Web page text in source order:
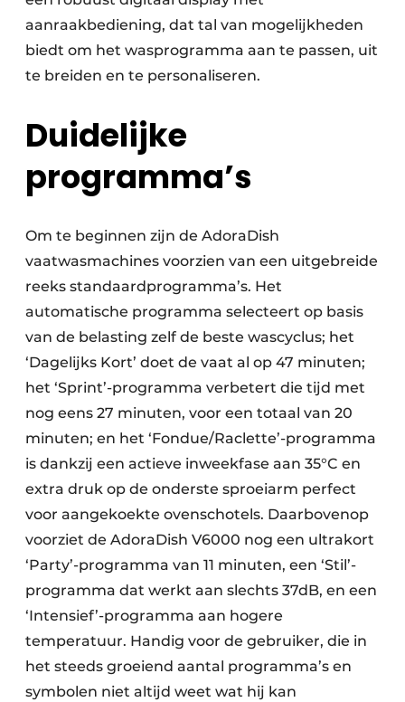
aanraakbediening, dat tal van mogelijkheden
biedt om het wasprogramma aan te passen, uit
te breiden en te personaliseren.
Duidelijke
programma’s
Om te beginnen zijn de AdoraDish
vaatwasmachines voorzien van een uitgebreide
reeks standaardprogramma’s. Het
automatische programma selecteert op basis
van de belasting zelf de beste wascyclus; het
‘Dagelijks Kort’ doet de vaat al op 47 minuten;
het ‘Sprint’-programma verbetert die tijd met
nog eens 27 minuten, voor een totaal van 20
minuten; en het ‘Fondue/Raclette’-programma
is dankzij een actieve inweekfase aan 35°C en
extra druk op de onderste sproeiarm perfect
voor aangekoekte ovenschotels. Daarbovenop
voorziet de AdoraDish V6000 nog een ultrakort
‘Party’-programma van 11 minuten, een ‘Stil’-
programma dat werkt aan slechts 37dB, en een
‘Intensief’-programma aan hogere
temperatuur. Handig voor de gebruiker, die in
het steeds groeiend aantal programma’s en
symbolen niet altijd weet wat hij kan